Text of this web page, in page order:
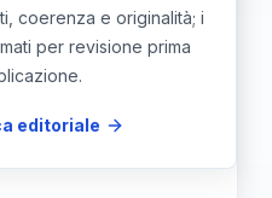
coerenza e originalità; i
per revisione prima
editoriale